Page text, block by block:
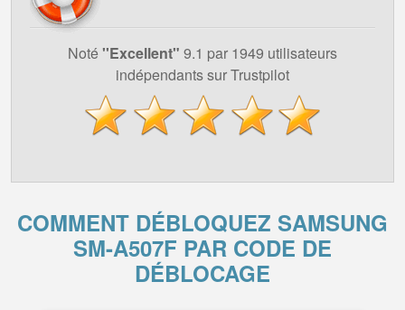
Noté ''Excellent" 9.1 par 1949 utilisateurs
indépendants sur Trustpilot
COMMENT DÉBLOQUEZ SAMSUNG
SM-A507F PAR CODE DE
DÉBLOCAGE